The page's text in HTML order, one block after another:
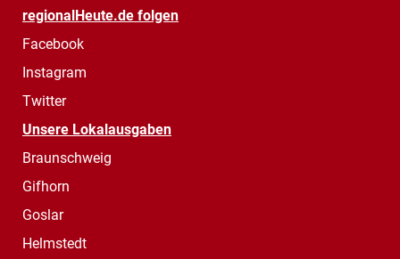
regionalHeute.de folgen
Facebook
Instagram
Twitter
Unsere Lokalausgaben
Braunschweig
Gifhorn
Goslar
Helmstedt